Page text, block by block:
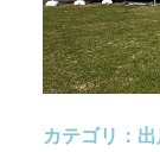
カテゴリ：